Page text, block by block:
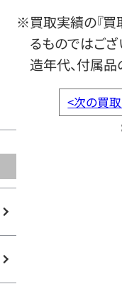
※買取実績の『買
るものではござ
造年代、付属品
<次の買